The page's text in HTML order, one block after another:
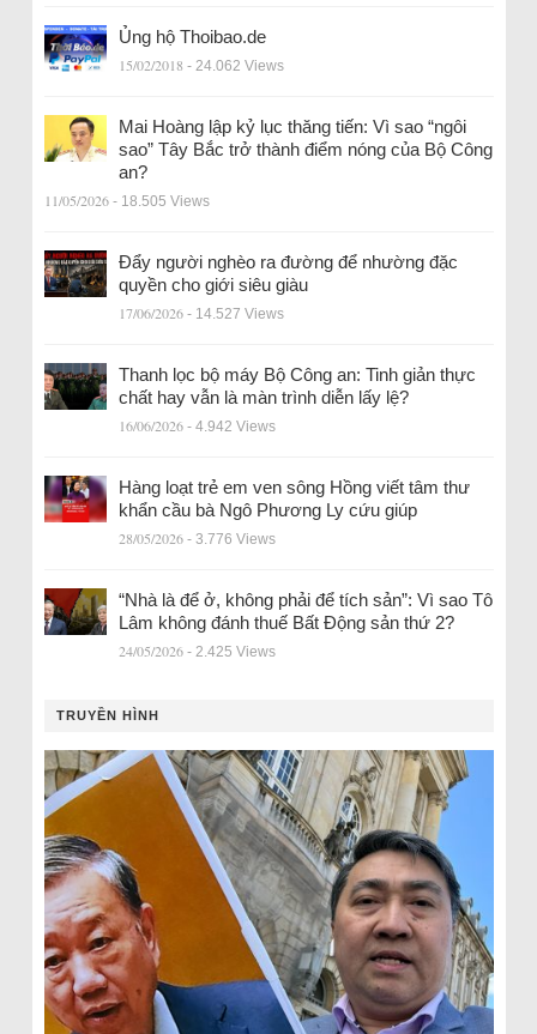
Ủng hộ Thoibao.de
15/02/2018 - 24.062 Views
Mai Hoàng lập kỷ lục thăng tiến: Vì sao “ngôi
sao” Tây Bắc trở thành điểm nóng của Bộ Công
an?
11/05/2026 - 18.505 Views
Đẩy người nghèo ra đường để nhường đặc
quyền cho giới siêu giàu
17/06/2026 - 14.527 Views
Thanh lọc bộ máy Bộ Công an: Tinh giản thực
chất hay vẫn là màn trình diễn lấy lệ?
16/06/2026 - 4.942 Views
Hàng loạt trẻ em ven sông Hồng viết tâm thư
khẩn cầu bà Ngô Phương Ly cứu giúp
28/05/2026 - 3.776 Views
“Nhà là để ở, không phải để tích sản”: Vì sao Tô
Lâm không đánh thuế Bất Động sản thứ 2?
24/05/2026 - 2.425 Views
TRUYỀN HÌNH